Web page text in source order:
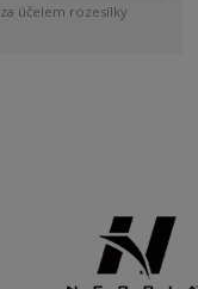
za účelem rozesílky